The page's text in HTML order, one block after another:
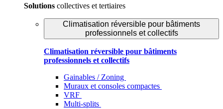
Solutions collectives et tertiaires
Climatisation réversible pour bâtiments
professionnels et collectifs
Climatisation réversible pour bâtiments
professionnels et collectifs
Gainables / Zoning
Muraux et consoles compactes
VRF
Multi-splits